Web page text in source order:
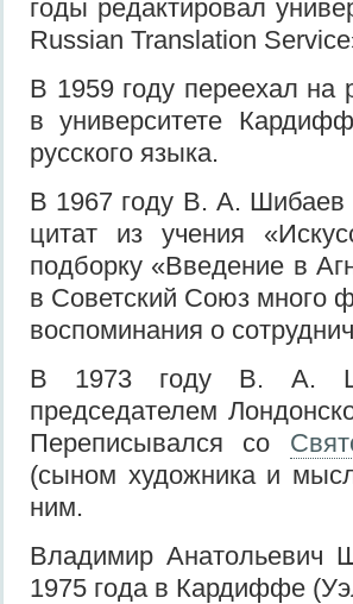
годы редактировал
Russian Translation
В 1959 году переехал
в университете
русского языка.
В 1967 году В. А. Шибаев
цитат из учения
подборку «Введение в
в Советский Союз много
воспоминания о
В 1973 году В. А.
председателем
Переписывался со
(сыном художника и
ним.
Владимир Анатольевич
1975 года в Кардиффе